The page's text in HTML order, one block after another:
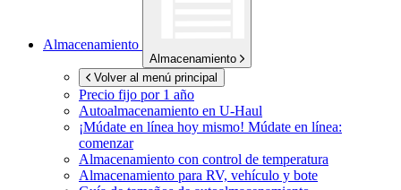
Almacenamiento
Almacenamiento
Volver al menú principal
Precio fijo por 1 año
Autoalmacenamiento en U-Haul
¡Múdate en línea hoy mismo! Múdate en línea:
comenzar
Almacenamiento con control de temperatura
Almacenamiento para RV, vehículo y bote